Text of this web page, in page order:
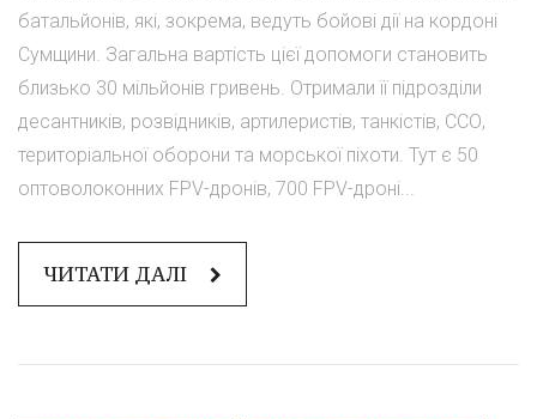
батальйонів, які, зокрема, ведуть бойові дії на кордоні
Сумщини. Загальна вартість цієї допомоги становить
близько 30 мільйонів гривень. Отримали її підрозділи
десантників, розвідників, артилеристів, танкістів, ССО,
територіальної оборони та морської піхоти. Тут є 50
оптоволоконних FPV-дронів, 700 FPV-дроні...
ЧИТАТИ ДАЛІ